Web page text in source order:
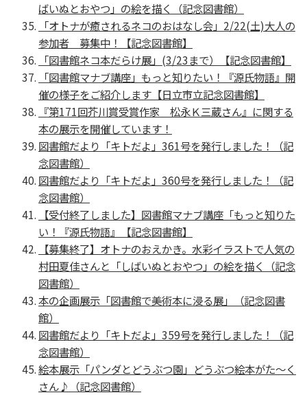
ばいぬとおやつ」の絵を描く（記念図書館）
「オトナが癒されるネコのおはなし会」2/22(土)大人の
参加者 募集中！【記念図書館】
「図書館ネコ本だらけ展」(3/23まで）【記念図書館】
「図書館マナブ講座」もっと知りたい！『源氏物語』開
催の様子をご紹介します【日立市立記念図書館】
『第171回芥川賞受賞作家 松永Ｋ三蔵さん』に関する
本の展示を開催しています！
図書館だより「キトだよ」361号を発行しました！（記
念図書館）
図書館だより「キトだよ」360号を発行しました！（記
念図書館）
【受付終了しました】図書館マナブ講座「もっと知りた
い！『源氏物語』【記念図書館】
【募集終了】オトナのおえかき。水彩イラストで人気の
村田夏佳さんと「しばいぬとおやつ」の絵を描く（記念
図書館）
本の企画展示「図書館で美術本に浸る展」（記念図書
館）
図書館だより「キトだよ」359号を発行しました！（記
念図書館）
絵本展示「パンダとどうぶつ園」どうぶつ絵本がた～く
さん♪（記念図書館）